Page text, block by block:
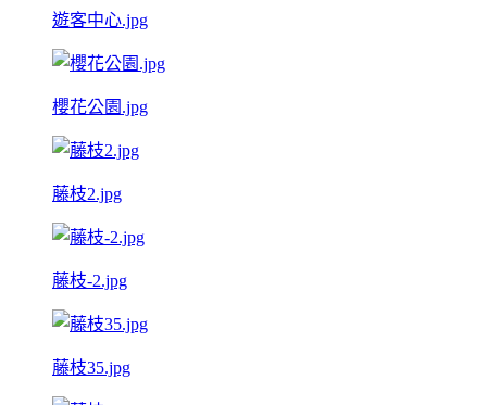
遊客中心.jpg
櫻花公園.jpg
藤枝2.jpg
藤枝-2.jpg
藤枝35.jpg